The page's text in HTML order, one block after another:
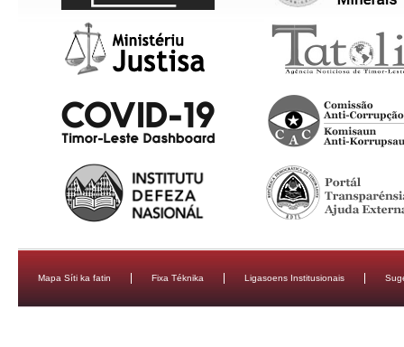
Mapa Síti ka fatin Fixa Téknika Ligasoens Institusionais